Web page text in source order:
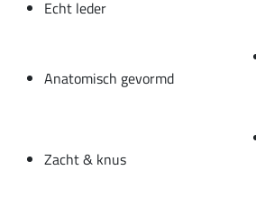
Echt leder
Anatomisch gevormd
Zacht & knus